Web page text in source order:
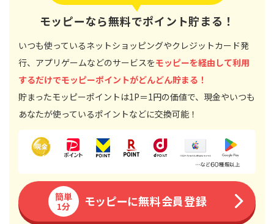
モッピーなら無料でポイント貯まる！
いつも使っているネットショッピングやクレジットカード発
行、アプリゲームなどのサービスをモッピーを経由して利用
するだけでモッピーポイントがどんどん貯まる！
貯まったモッピーポイントは1P＝1円の価値で、現金やいつも
あなたが使っているポイントなどに交換可能！
簡単
1分
モッピーに無料会員登録